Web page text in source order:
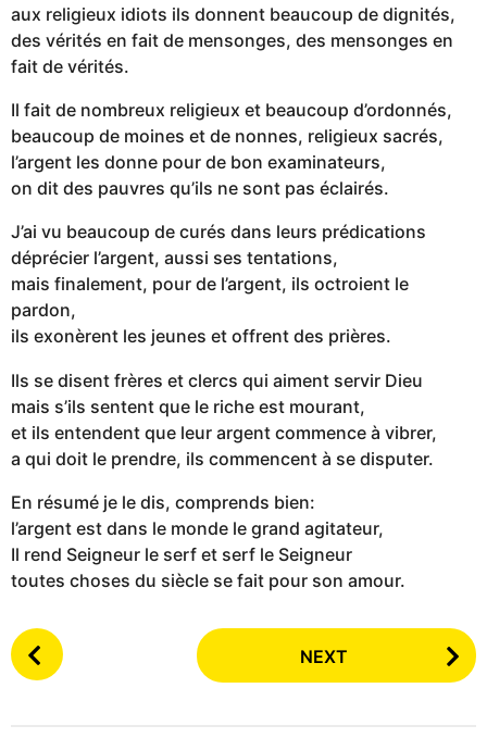
aux religieux idiots ils donnent beaucoup de dignités,
des vérités en fait de mensonges, des mensonges en
fait de vérités.
Il fait de nombreux religieux et beaucoup d’ordonnés,
beaucoup de moines et de nonnes, religieux sacrés,
l’argent les donne pour de bon examinateurs,
on dit des pauvres qu’ils ne sont pas éclairés.
J’ai vu beaucoup de curés dans leurs prédications
déprécier l’argent, aussi ses tentations,
mais finalement, pour de l’argent, ils octroient le
pardon,
ils exonèrent les jeunes et offrent des prières.
Ils se disent frères et clercs qui aiment servir Dieu
mais s’ils sentent que le riche est mourant,
et ils entendent que leur argent commence à vibrer,
a qui doit le prendre, ils commencent à se disputer.
En résumé je le dis, comprends bien:
l’argent est dans le monde le grand agitateur,
Il rend Seigneur le serf et serf le Seigneur
toutes choses du siècle se fait pour son amour.
P
o
NEXT